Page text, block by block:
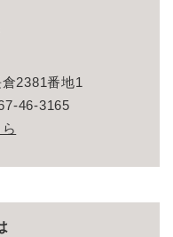
2381番地1
46-3165